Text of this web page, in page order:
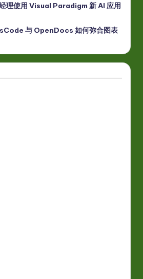
理使用 Visual Paradigm 新 AI 应用
与 OpenDocs 如何弥合图表